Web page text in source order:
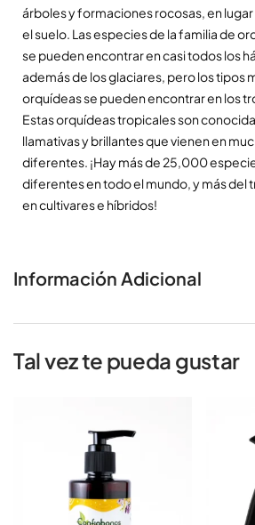
árboles y formaciones rocosas, en
el suelo. Las especies de la familia de
se pueden encontrar en casi todos los
además de los glaciares, pero los tipos
orquídeas se pueden encontrar en los
Estas orquídeas tropicales son
llamativas y brillantes que vienen en
diferentes. ¡Hay más de 25,000
diferentes en todo el mundo, y más del
en cultivares e híbridos!
Información Adicional
Tal vez te pueda gustar